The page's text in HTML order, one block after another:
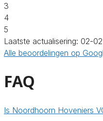
3
4
5
Laatste actualisering: 02-
Alle beoordelingen op
FAQ
Is Noordhoorn Hoveniers